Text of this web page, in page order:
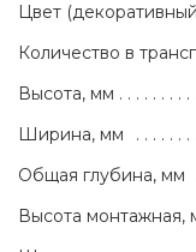
Цвет
Количество в
Высота, мм
Ширина, мм
Общая глубина, мм
Высота монтажная,